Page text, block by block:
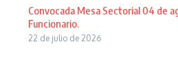
Convocada Mesa Sectorial 04 de
Funcionario.
22 de julio de 2026